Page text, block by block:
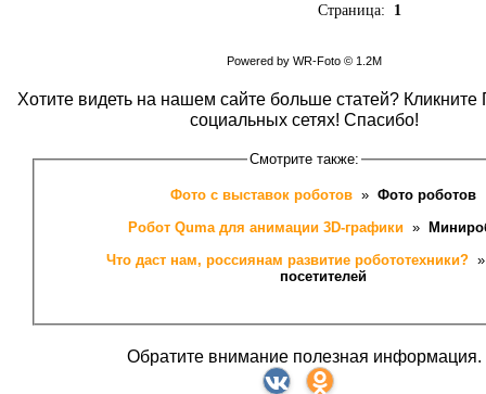
Страница: 1
Powered by WR-Foto © 1.2М
Хотите видеть на нашем сайте больше статей? Кликните
социальных сетях! Спасибо!
Смотрите также:
Фото с выставок роботов » Фото роботов
Робот Quma для анимации 3D-графики »
Что даст нам, россиянам развитие робототехники?
посетителей
Обратите внимание полезная информация.